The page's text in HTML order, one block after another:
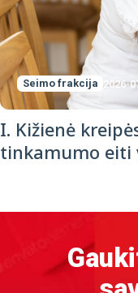
Seimo frakcija 2026-
I. Kižienė
tinkamumo eiti